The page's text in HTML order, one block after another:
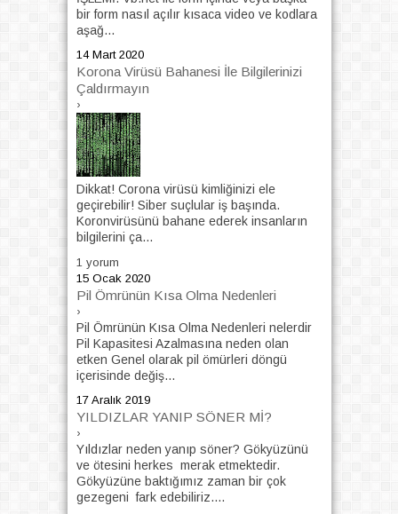
bir form nasıl açılır kısaca video ve kodlara
aşağ...
14 Mart 2020
Korona Virüsü Bahanesi İle Bilgilerinizi
Çaldırmayın
›
Dikkat! Corona virüsü kimliğinizi ele
geçirebilir! Siber suçlular iş başında.
Koronvirüsünü bahane ederek insanların
bilgilerini ça...
1 yorum
15 Ocak 2020
Pil Ömrünün Kısa Olma Nedenleri
›
Pil Ömrünün Kısa Olma Nedenleri nelerdir
Pil Kapasitesi Azalmasına neden olan
etken Genel olarak pil ömürleri döngü
içerisinde değiş...
17 Aralık 2019
YILDIZLAR YANIP SÖNER Mİ?
›
Yıldızlar neden yanıp söner? Gökyüzünü
ve ötesini herkes merak etmektedir.
Gökyüzüne baktığımız zaman bir çok
gezegeni fark edebiliriz....